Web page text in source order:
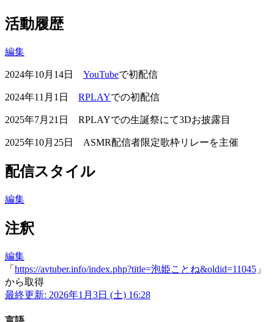
活動履歴
編集
2024年10月14日 YouTubeで初配信
2024年11月1日 RPLAYでの初配信
2025年7月21日 RPLAYでの生誕祭にて3Dお披露目
2025年10月25日 ASMR配信者限定歌枠リレーを主催
配信スタイル
編集
注釈
編集
「 https://avtuber.info/index.php?title=泡姫ことね&oldid=11045 」
から取得
最終更新: 2026年1月3日 (土) 16:28